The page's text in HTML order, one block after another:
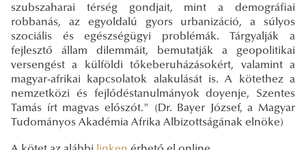
szubszaharai térség gondjait, mint a demográfiai
robbanás, az egyoldalú gyors urbanizáció, a súlyos
szociális és egészségügyi problémák. Tárgyalják a
fejlesztő állam dilemmáit, bemutatják a geopolitikai
versengést a külföldi tőkeberuházásokért, valamint a
magyar-afrikai kapcsolatok alakulását is. A kötethez a
nemzetközi és fejlődéstanulmányok doyenje, Szentes
Tamás írt magvas előszót." (Dr. Bayer József, a Magyar
Tudományos Akadémia Afrika Albizottságának elnöke)